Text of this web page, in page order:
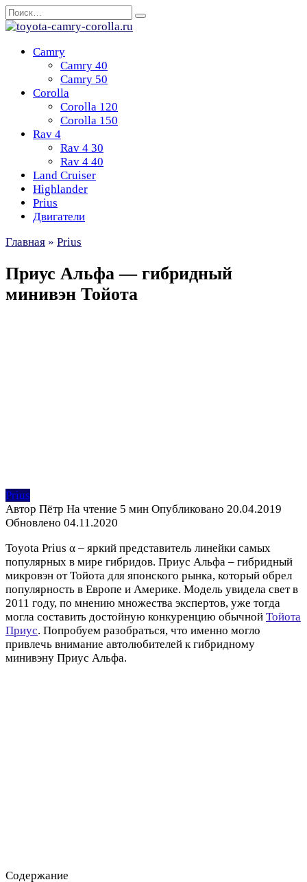
Перейти
к
Search
for:
Camry
Camry 40
Camry 50
Corolla
Corolla 120
Corolla 150
Rav 4
Rav 4 30
Rav 4 40
Land Cruiser
Highlander
Prius
Двигатели
Главная » Prius
Приус Альфа — гибридный
минивэн Тойота
Prius
Автор Пётр На чтение 5 мин Опубликовано 20.04.2019
Обновлено 04.11.2020
Toyota Prius α – яркий представитель линейки самых
популярных в мире гибридов. Приус Альфа – гибридный
микровэн от Тойота для японского рынка, который обрел
популярность в Европе и Америке. Модель увидела свет в
2011 году, по мнению множества экспертов, уже тогда
могла составить достойную конкуренцию обычной Тойота
Приус. Попробуем разобраться, что именно могло
привлечь внимание автолюбителей к гибридному
минивэну Приус Альфа.
Содержание